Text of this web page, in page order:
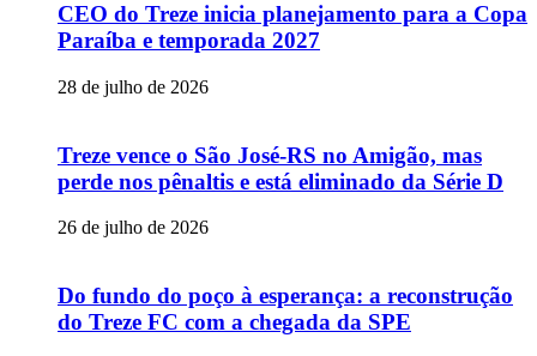
CEO do Treze inicia planejamento para a Copa
Paraíba e temporada 2027
28 de julho de 2026
Treze vence o São José-RS no Amigão, mas
perde nos pênaltis e está eliminado da Série D
26 de julho de 2026
Do fundo do poço à esperança: a reconstrução
do Treze FC com a chegada da SPE